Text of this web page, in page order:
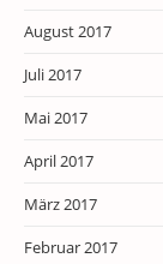
August 2017
Juli 2017
Mai 2017
April 2017
März 2017
Februar 2017